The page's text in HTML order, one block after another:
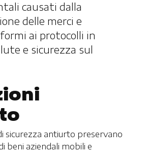
causati dalla
delle merci e
ai protocolli in
e sicurezza sul
sicurezza antiurto preservano
beni aziendali mobili e